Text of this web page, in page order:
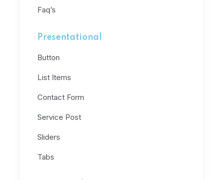
Faq’s
Presentational
Button
List Items
Contact Form
Service Post
Sliders
Tabs